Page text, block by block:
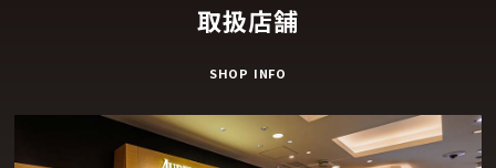
取扱店舗
SHOP INFO